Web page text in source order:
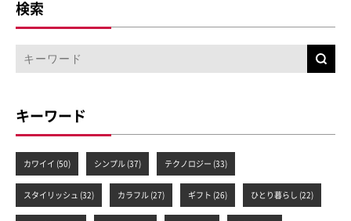
検索
キーワード
カワイイ (50) シンプル (37) テクノロジー (33)
スタイリッシュ (32) カラフル (27) ギフト (26) ひとり暮らし (22)